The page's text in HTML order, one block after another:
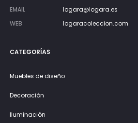
EMAIL
logara@logara.es
WEB
logaracoleccion.com
CATEGORÍAS
Muebles de diseño
Decoración
Iluminación